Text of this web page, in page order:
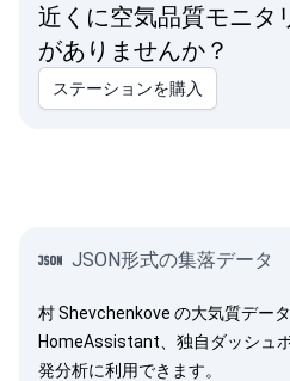
近くに空気品質モニタ
がありませんか？
ステーションを購入
JSON形式の集落データ
村 Shevchenkove の大気質デー
HomeAssistant、独自ダッシュ
発分析に利用できます。